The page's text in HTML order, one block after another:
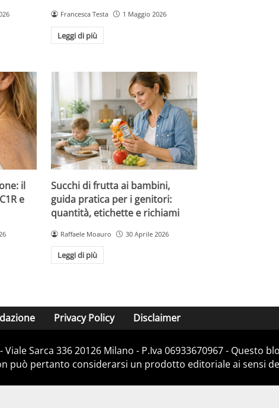
Francesca Testa 1 Maggio 2026
Leggi di più
il
e
Succhi di frutta ai bambini,
guida pratica per i genitori:
quantità, etichette e richiami
Raffaele Moauro 30 Aprile 2026
Leggi di più
Privacy Policy Disclaimer
Sarca 336 20126 Milano - P.Iva 06933670967 - Questo
può pertanto considerarsi un prodotto editoriale ai sensi